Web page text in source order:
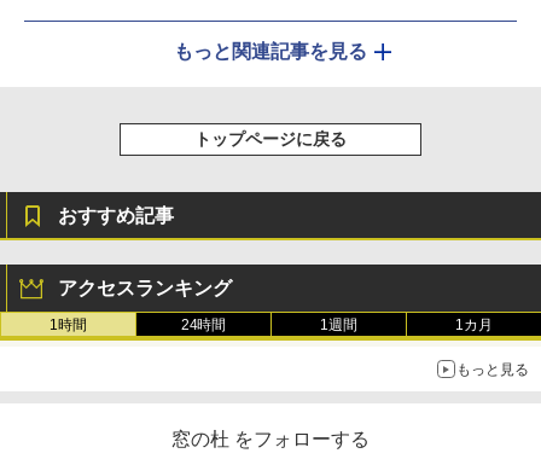
もっと関連記事を見る
トップページに戻る
おすすめ記事
アクセスランキング
1時間 24時間 1週間 1カ月
もっと見る
窓の杜 をフォローする